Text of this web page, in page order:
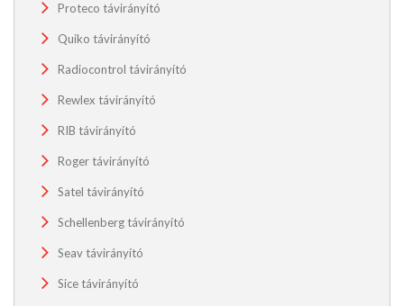
Proteco távirányító
Quiko távirányító
Radiocontrol távirányító
Rewlex távirányító
RIB távirányító
Roger távirányító
Satel távirányító
Schellenberg távirányító
Seav távirányító
Sice távirányító